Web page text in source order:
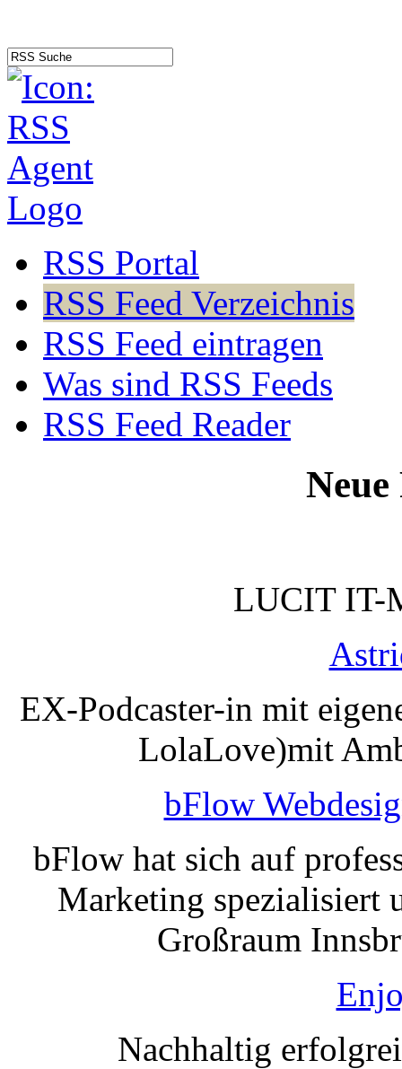
RSS Portal
RSS Feed Verzeichnis
RSS Feed eintragen
Was sind RSS Feeds
RSS Feed Reader
Neue
LUCIT IT-
EX-Podcaster-in mit
LolaLove)mit
bFlow
bFlow hat sich auf
Marketing spezialisiert
Großraum
Nachhaltig